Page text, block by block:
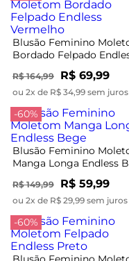
Blusão Feminino
Bordado Felpado
R$ 164,99 R$ 69,99
ou 2x de R$ 34,99 sem juros
-60%
Blusão Feminino
Manga Longa Endless
R$ 149,99 R$ 59,99
ou 2x de R$ 29,99 sem juros
-60%